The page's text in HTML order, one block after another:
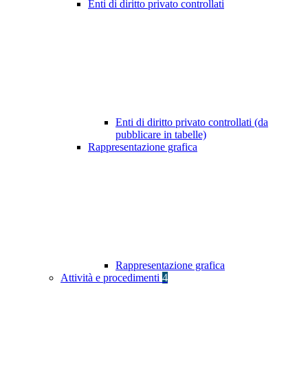
Enti di diritto privato controllati
Enti di diritto privato controllati (da
pubblicare in tabelle)
Rappresentazione grafica
Rappresentazione grafica
Attività e procedimenti 4